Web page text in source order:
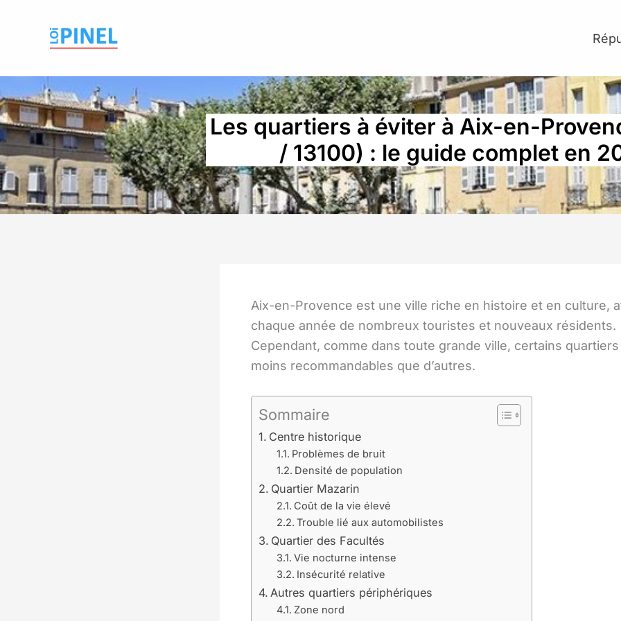
Les quartiers à éviter à Aix-en-
/ 13100) : le guide complet en
Aix-en-Provence est une ville riche en histoire et en culture,
chaque année de nombreux touristes et nouveaux résidents.
Cependant, comme dans toute grande ville, certains
moins recommandables que d’autres.
Sommaire
Centre historique
Problèmes de bruit
Densité de population
Quartier Mazarin
Coût de la vie élevé
Trouble lié aux automobilistes
Quartier des Facultés
Vie nocturne intense
Insécurité relative
Autres quartiers périphériques
Zone nord